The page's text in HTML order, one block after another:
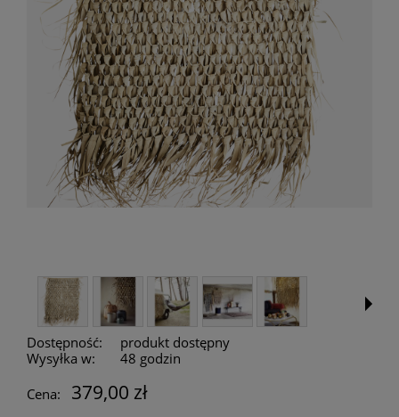
Dostępność:
produkt dostępny
Wysyłka w:
48 godzin
Cena:
379,00 zł